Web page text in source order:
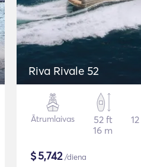
Riva Rivale 52
Ātrumlaivas
52 ft
16 m
$5,742/diena